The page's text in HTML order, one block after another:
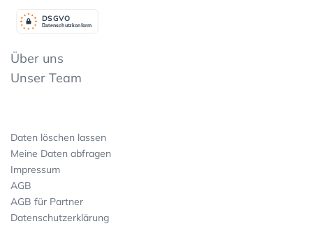
Datenschutzkonform
DSGVO
Über uns
Unser Team
Daten löschen lassen
Meine Daten abfragen
Impressum
AGB
AGB für Partner
Datenschutzerklärung